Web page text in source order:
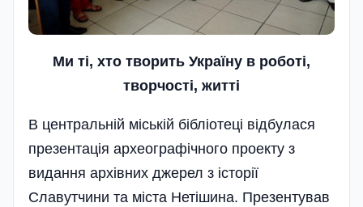
Ми ті, хто творить Україну в роботі,
творчості, житті
В центральній міській бібліотеці відбулася
презентація археографічного проекту з
видання архівних джерел з історії
Славутчини та міста Нетішина. Презентував